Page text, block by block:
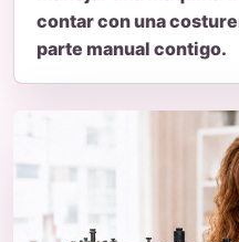
contar con una
parte manual contigo.